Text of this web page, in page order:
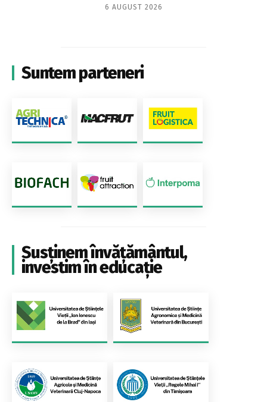
6 AUGUST 2026
Suntem parteneri
Susținem învățământul,
investim în educație